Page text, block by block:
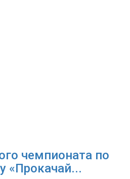
чемпионата по
«Прокачай...